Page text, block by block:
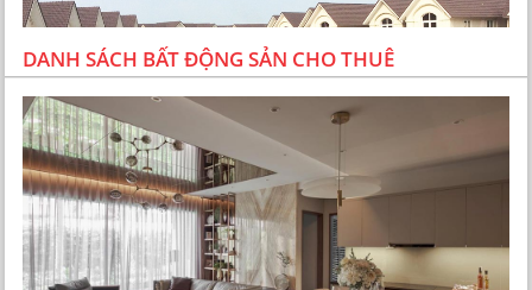
Tổng quan biệt thự Vinhomes Riverside Long Biên
DANH SÁCH BẤT ĐỘNG SẢN CHO THUÊ